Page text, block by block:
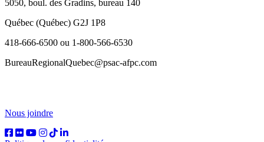
5050, boul. des Gradins, bureau 140
Québec (Québec) G2J 1P8
418-666-6500 ou 1-800-566-6530
BureauRegionalQuebec@psac-afpc.com
Nous joindre